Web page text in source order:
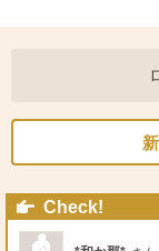
Check!